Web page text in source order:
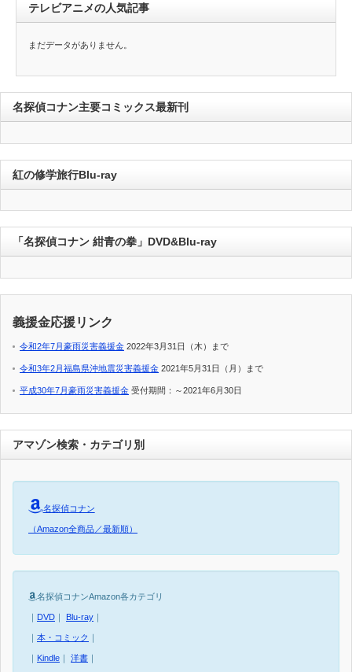
テレビアニメの人気記事
まだデータがありません。
名探偵コナン主要コミックス最新刊
紅の修学旅行Blu-ray
「名探偵コナン 紺青の拳」DVD&Blu-ray
義援金応援リンク
令和2年7月豪雨災害義援金 2022年3月31日（木）まで
令和3年2月福島県沖地震災害義援金 2021年5月31日（月）まで
平成30年7月豪雨災害義援金 受付期間：～2021年6月30日
アマゾン検索・カテゴリ別
名探偵コナン
（Amazon全商品／最新順）
名探偵コナンAmazon各カテゴリ
｜ DVD ｜ Blu-ray ｜
｜ 本・コミック ｜
｜ Kindle ｜ 洋書 ｜